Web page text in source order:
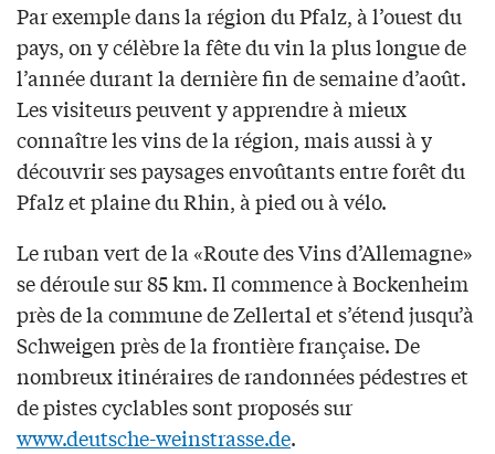
Par exemple dans la région du Pfalz, à l’ouest du
pays, on y célèbre la fête du vin la plus longue de
l’année durant la dernière fin de semaine d’août.
Les visiteurs peuvent y apprendre à mieux
connaître les vins de la région, mais aussi à y
découvrir ses paysages envoûtants entre forêt du
Pfalz et plaine du Rhin, à pied ou à vélo.
Le ruban vert de la «Route des Vins d’Allemagne»
se déroule sur 85 km. Il commence à Bockenheim
près de la commune de Zellertal et s’étend jusqu’à
Schweigen près de la frontière française. De
nombreux itinéraires de randonnées pédestres et
de pistes cyclables sont proposés sur
www.deutsche-weinstrasse.de.